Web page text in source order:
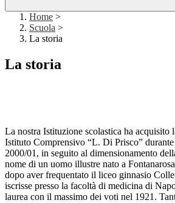
Home >
Scuola >
La storia
La storia
La nostra Istituzione scolastica ha acquisito
Istituto Comprensivo “L. Di Prisco” durante
2000/01, in seguito al dimensionamento
nome di un uomo illustre nato a
dopo aver frequentato il liceo ginnasio
iscrisse presso la facoltà di medicina di
laurea con il massimo dei voti nel 1921.